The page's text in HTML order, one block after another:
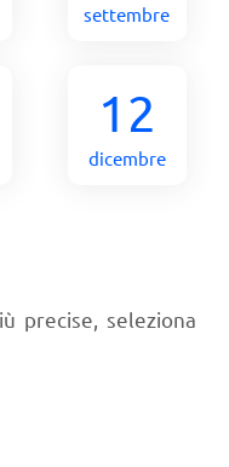
settembre
12
dicembre
precise, seleziona